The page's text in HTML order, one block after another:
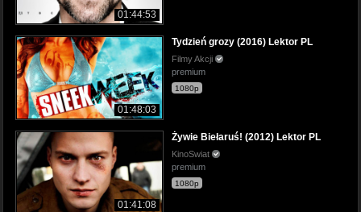
01:44:53
01:48:03
Tydzień grozy (2016) Lektor PL
Filmy Akcji
premium
1080p
01:41:08
Żywie Biełaruś! (2012) Lektor PL
KinoSwiat
premium
1080p